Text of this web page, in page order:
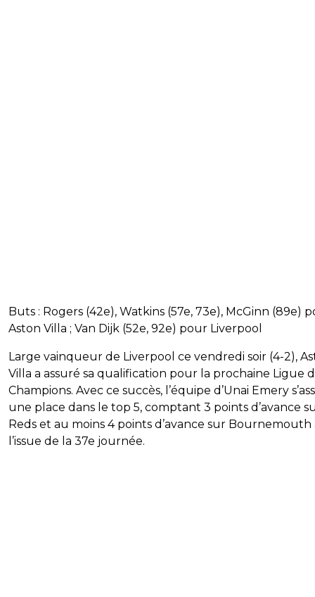
Buts : Rogers (42e), Watkins (57e, 73e), McGinn (89e)
Aston Villa ; Van Dijk (52e, 92e) pour Liverpool
Large vainqueur de Liverpool ce vendredi soir (4-2),
Villa a assuré sa qualification pour la prochaine Ligue
Champions. Avec ce succès, l’équipe d’Unai Emery
une place dans le top 5, comptant 3 points d’avance
Reds et au moins 4 points d’avance sur Bournemouth
l’issue de la 37e journée.